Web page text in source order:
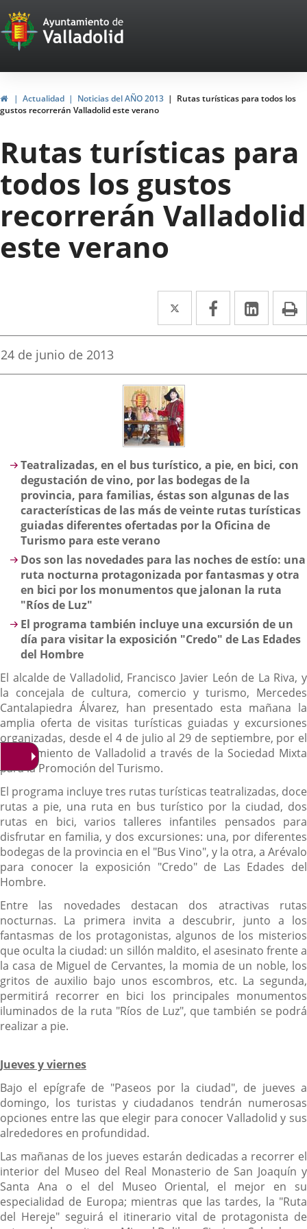
Portal
Web
del
Ayuntamiento
de
Valladolid
InicioActualidad Noticias del AÑO 2013
Rutas turísticas para todos los
gustos recorrerán Valladolid este verano
Rutas turísticas para
todos los gustos
recorrerán Valladolid
este verano
Twitter
Enlace
a
aplicación
externa.
Facebook
Enlace
a
aplicación
Enlace
a
Fecha
la
24 de junio de 2013
Descripción
Teatralizadas, en el bus turístico, a pie, en bici, con
degustación de vino, por las bodegas de la
provincia, para familias, éstas son algunas de las
características de las más de veinte rutas turísticas
guiadas diferentes ofertadas por la Oficina de
Turismo para este verano
Dos son las novedades para las noches de estío: una
ruta nocturna protagonizada por fantasmas y otra
en bici por los monumentos que jalonan la ruta
"Ríos de Luz"
El programa también incluye una excursión de un
día para visitar la exposición "Credo" de Las Edades
del Hombre
El alcalde de Valladolid, Francisco Javier León de La Riva, y
la concejala de cultura, comercio y turismo, Mercedes
Cantalapiedra Álvarez, han presentado esta mañana la
amplia oferta de visitas turísticas guiadas y excursiones
organizadas, desde el 4 de julio al 29 de septiembre, por el
Ayuntamiento de Valladolid a través de la Sociedad Mixta
para la Promoción del Turismo.
El programa incluye tres rutas turísticas teatralizadas, doce
rutas a pie, una ruta en bus turístico por la ciudad, dos
rutas en bici, varios talleres infantiles pensados para
disfrutar en familia, y dos excursiones: una, por diferentes
bodegas de la provincia en el "Bus Vino", y la otra, a Arévalo
para conocer la exposición "Credo" de Las Edades del
Hombre.
Entre las novedades destacan dos atractivas rutas
nocturnas. La primera invita a descubrir, junto a los
fantasmas de los protagonistas, algunos de los misterios
que oculta la ciudad: un sillón maldito, el asesinato frente a
la casa de Miguel de Cervantes, la momia de un noble, los
gritos de auxilio bajo unos escombros, etc. La segunda,
permitirá recorrer en bici los principales monumentos
iluminados de la ruta "Ríos de Luz", que también se podrá
realizar a pie.
Jueves y viernes
Bajo el epígrafe de "Paseos por la ciudad", de jueves a
domingo, los turistas y ciudadanos tendrán numerosas
opciones entre las que elegir para conocer Valladolid y sus
alrededores en profundidad.
Las mañanas de los jueves estarán dedicadas a recorrer el
interior del Museo del Real Monasterio de San Joaquín y
Santa Ana o el del Museo Oriental, el mejor en su
especialidad de Europa; mientras que las tardes, la "Ruta
del Hereje" seguirá el itinerario vital de protagonista de